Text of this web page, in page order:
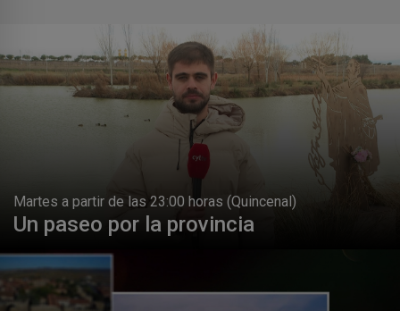
Martes a partir de las 23:00 horas (Quincenal)
Un paseo por la provincia